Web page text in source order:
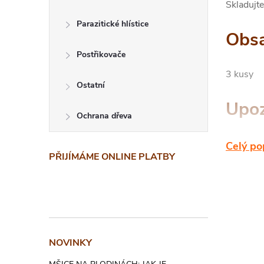
Parazitické hlístice
Postřikovače
Ostatní
Ochrana dřeva
PŘIJÍMÁME ONLINE PLATBY
NOVINKY
3 kusy
Celý